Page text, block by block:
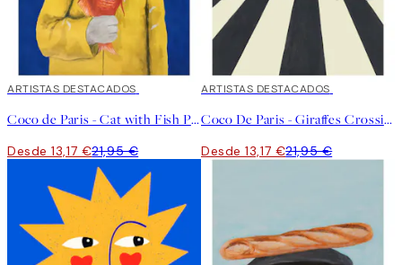
40%*
ARTISTAS DESTACADOS
Coco de Paris - Cat with Fish Poster
Desde 13,17 €21,95 €
40%*
ARTISTAS DESTACADOS
Coco De Paris - Giraffes Crossing the Road Poster
Desde 13,17 €21,95 €